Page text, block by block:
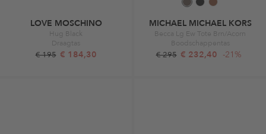
LOVE MOSCHINO
Hug Black
Draagtas
€ 195 € 184,30
MICHAEL MICHAEL KORS
Becca Lg Ew Tote Brn/Acorn
Boodschappentas
€ 295 € 232,40 -21%